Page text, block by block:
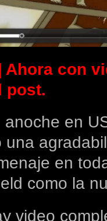
Ahora con
post.
en
una
en
como la
video